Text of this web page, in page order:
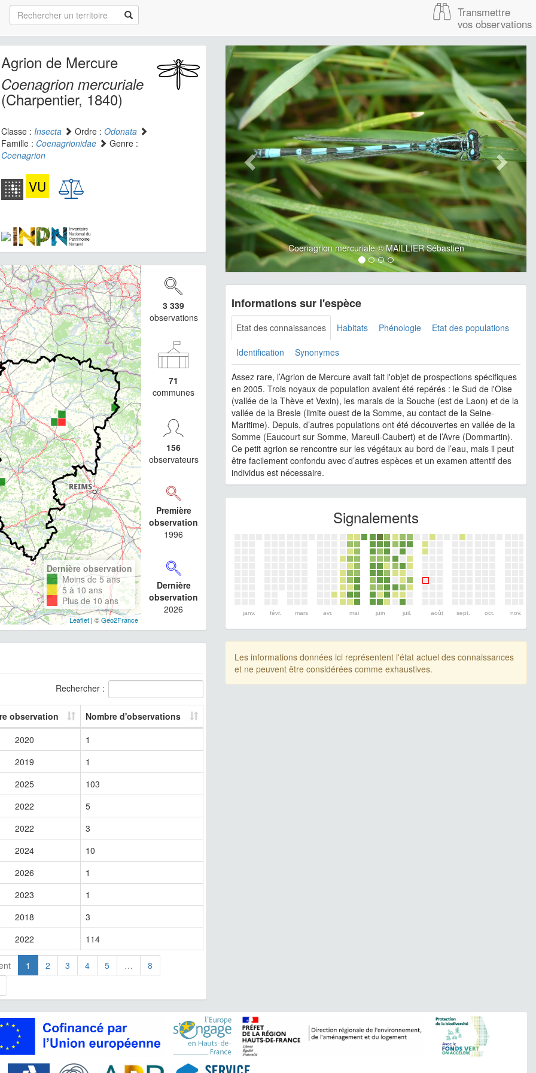
Transmettre
vos observations
Agrion de Mercure
Coenagrion mercuriale
(Charpentier, 1840)
Classe : Insecta Ordre : Odonata
Famille : Coenagrionidae
Genre :
Coenagrion
VU
Dernière observation
Moins de 5 ans
5 à 10 ans
Plus de 10 ans
Leaflet| ©Geo2France
3 339
observations
71
communes
156
observateurs
Première
observation
1996
Dernière
observation
2026
Rechercher :
observation
Nombre d'observations
2020
1
2019
1
2025
103
2022
5
2022
3
2024
10
2026
1
2023
1
2018
3
2022
114
1 2 3 4 5 … 8
Coenagrion mercuriale © MAILLIER Sébastien
Informations sur l'espèce
Etat des connaissances Habitats Phénologie Etat des populations
Identification Synonymes
Assez rare, l’Agrion de Mercure avait fait l'objet de prospections spécifiques
en 2005. Trois noyaux de population avaient été repérés : le Sud de l'Oise
(vallée de la Thève et Vexin), les marais de la Souche (est de Laon) et de la
vallée de la Bresle (limite ouest de la Somme, au contact de la Seine-
Maritime). Depuis, d’autres populations ont été découvertes en vallée de la
Somme (Eaucourt sur Somme, Mareuil-Caubert) et de l’Avre (Dommartin).
Ce petit agrion se rencontre sur les végétaux au bord de l’eau, mais il peut
être facilement confondu avec d’autres espèces et un examen attentif des
individus est nécessaire.
Signalements
janv. févr. mars avr. mai juin juil. août sept. oct. nov.
Les informations données ici représentent l'état actuel des connaissances
et ne peuvent être considérées comme exhaustives.